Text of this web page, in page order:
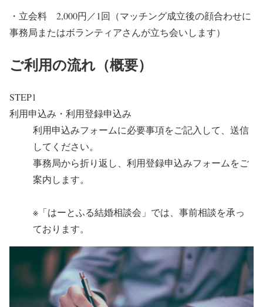
・立会料 2,000円／1回（マッチング成立後の顔合わせに
事務局またはボランティアさんが立ち会いします）
ご利用の流れ（概要）
STEP1
利用申込み・利用登録申込み
利用申込みフォームに必要事項をご記入して、送信
してください。
事務局から折り返し、利用登録申込みフォームをご
案内します。
※「はーとふる結婚相談会」では、事前相談を承っ
ております。